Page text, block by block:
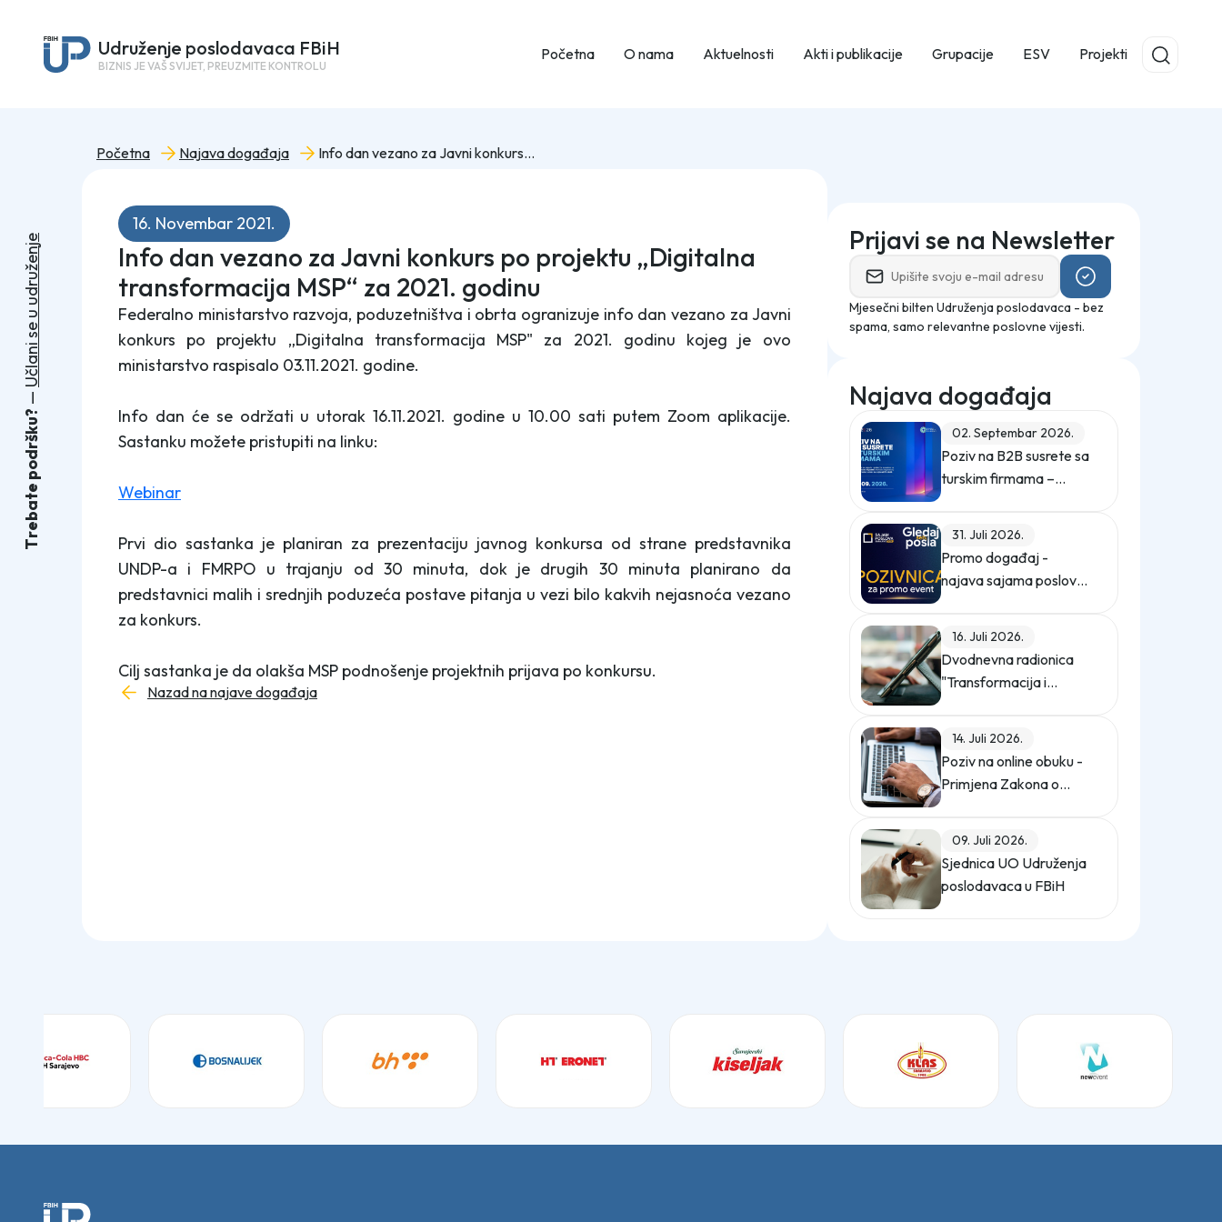
Udruženje poslodavaca FBiH
BIZNIS JE VAŠ SVIJET, PREUZMITE KONTROLU
Početna O nama Aktuelnosti Akti i publikacije Grupacije ESV Projekti
Početna Najava događaja Info dan vezano za Javni konkurs po projektu „Digitalna transformacija MSP“ za 2021. godinu
16. Novembar 2021.
Info dan vezano za Javni konkurs po projektu „Digitalna
transformacija MSP“ za 2021. godinu
Federalno ministarstvo razvoja, poduzetništva i obrta ogranizuje info dan vezano za Javni
konkurs po projektu „Digitalna transformacija MSP" za 2021. godinu kojeg je ovo
ministarstvo raspisalo 03.11.2021. godine.
Info dan će se održati u utorak 16.11.2021. godine u 10.00 sati putem Zoom aplikacije.
Sastanku možete pristupiti na linku:
Webinar
Prvi dio sastanka je planiran za prezentaciju javnog konkursa od strane predstavnika
UNDP-a i FMRPO u trajanju od 30 minuta, dok je drugih 30 minuta planirano da
predstavnici malih i srednjih poduzeća postave pitanja u vezi bilo kakvih nejasnoća vezano
za konkurs.
Cilj sastanka je da olakša MSP podnošenje projektnih prijava po konkursu.
Nazad na najave događaja
Prijavi se na Newsletter
Mjesečni bilten Udruženja poslodavaca - bez
spama, samo relevantne poslovne vijesti.
Najava događaja
02. Septembar 2026.
Poziv na B2B susrete sa
turskim firmama –
ZEPS 2026
31. Juli 2026.
Promo događaj -
najava sajama poslova
"Gledaj sebi posla"
16. Juli 2026.
Dvodnevna radionica
"Transformacija i
digitalizacija
14. Juli 2026.
Poziv na online obuku -
Primjena Zakona o
09. Juli 2026.
Sjednica UO Udruženja
poslodavaca u FBiH
T
r
e
b
a
t
e
p
o
d
r
š
k
u
?
U
č
l
a
n
i
s
e
u
u
d
r
u
ž
e
n
j
e